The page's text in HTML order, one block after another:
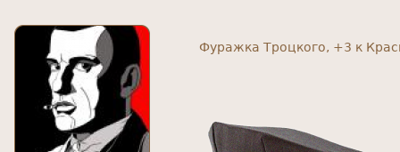
Фуражка Троцкого, +3 к